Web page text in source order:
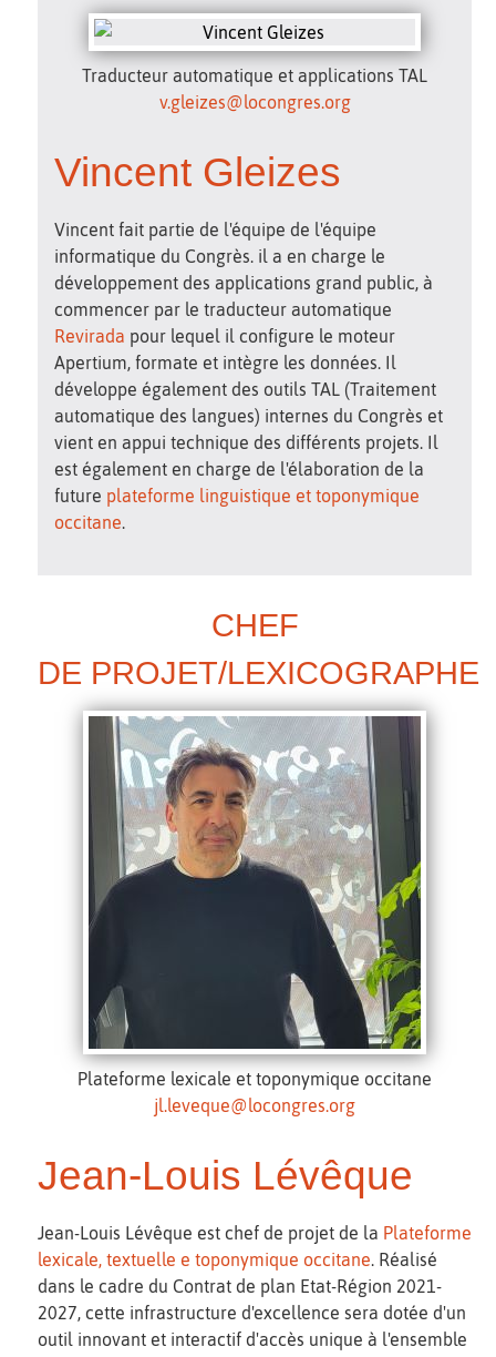
Traducteur automatique et applications TAL
v.gleizes@locongres.org
Vincent Gleizes
Vincent fait partie de l'équipe de l'équipe
informatique du Congrès. il a en charge le
développement des applications grand public, à
commencer par le traducteur automatique
Revirada pour lequel il configure le moteur
Apertium, formate et intègre les données. Il
développe également des outils TAL (Traitement
automatique des langues) internes du Congrès et
vient en appui technique des différents projets. Il
est également en charge de l'élaboration de la
future plateforme linguistique et toponymique
occitane.
CHEF
DE PROJET/LEXICOGRAPHE
Plateforme lexicale et toponymique occitane
jl.leveque@locongres.org
Jean-Louis Lévêque
Jean-Louis Lévêque est chef de projet de la Plateforme
lexicale, textuelle e toponymique occitane . Réalisé
dans le cadre du Contrat de plan Etat-Région 2021-
2027, cette infrastructure d'excellence sera dotée d'un
outil innovant et interactif d'accès unique à l'ensemble